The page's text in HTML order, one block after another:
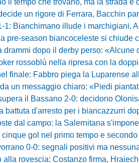
ma la strada è quella giusta»: Alma fa volare la Reggina e carica
di Ferrara, Bacchin para un penalty nel primo tempo
illude i marchigiani, Ardizzone salva i biancazzurri nel
biancoceleste si chiude con un pareggio senza reti
perso: «Alcune cose non mi sono piaciute, ma siamo sulla strada
ripresa con la doppietta di Faggioli e i gol di Candellori e
finale: Fabbro piega la Luparense
chiaro: «Piedi piantati a terra, ma la crescita è
il Bassano 2-0: decidono Olonisakin e
d'arresto per i biancazzurri dopo tre
campo: la Salernitana s'impone di misura 2-1
tempo e secondo successo per la squadra di Marchionni
segnali positivi ma nessuna rete nell'ultimo
firma, Hraiech vicino e nel pomeriggio c'è l'amichevole